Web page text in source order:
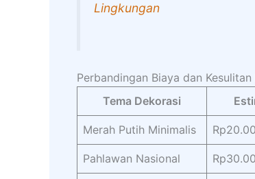
Lingkungan
Perbandingan Biaya dan
Tema Dekorasi
Merah Putih Minimalis
Pahlawan Nasional